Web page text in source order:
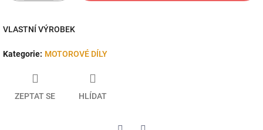
VLASTNÍ VÝROBEK
Kategorie: MOTOROVÉ DÍLY
ZEPTAT SE HLÍDAT